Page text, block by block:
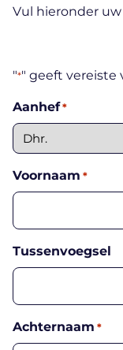
Vul hieronder
"*" geeft vereiste
Aanhef *
Voornaam *
Tussenvoegsel
Achternaam *